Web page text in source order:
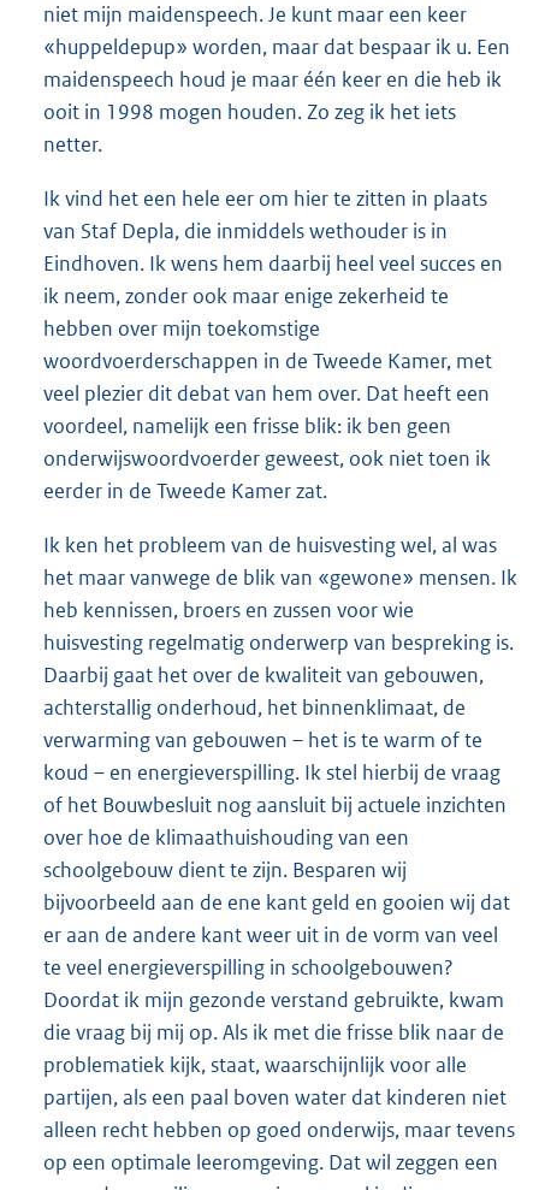
niet mijn maidenspeech. Je kunt maar een keer
«huppeldepup» worden, maar dat bespaar ik u. Een
maidenspeech houd je maar één keer en die heb ik
ooit in 1998 mogen houden. Zo zeg ik het iets
netter.
Ik vind het een hele eer om hier te zitten in plaats
van Staf Depla, die inmiddels wethouder is in
Eindhoven. Ik wens hem daarbij heel veel succes en
ik neem, zonder ook maar enige zekerheid te
hebben over mijn toekomstige
woordvoerderschappen in de Tweede Kamer, met
veel plezier dit debat van hem over. Dat heeft een
voordeel, namelijk een frisse blik: ik ben geen
onderwijswoordvoerder geweest, ook niet toen ik
eerder in de Tweede Kamer zat.
Ik ken het probleem van de huisvesting wel, al was
het maar vanwege de blik van «gewone» mensen. Ik
heb kennissen, broers en zussen voor wie
huisvesting regelmatig onderwerp van bespreking is.
Daarbij gaat het over de kwaliteit van gebouwen,
achterstallig onderhoud, het binnenklimaat, de
verwarming van gebouwen – het is te warm of te
koud – en energieverspilling. Ik stel hierbij de vraag
of het Bouwbesluit nog aansluit bij actuele inzichten
over hoe de klimaathuishouding van een
schoolgebouw dient te zijn. Besparen wij
bijvoorbeeld aan de ene kant geld en gooien wij dat
er aan de andere kant weer uit in de vorm van veel
te veel energieverspilling in schoolgebouwen?
Doordat ik mijn gezonde verstand gebruikte, kwam
die vraag bij mij op. Als ik met die frisse blik naar de
problematiek kijk, staat, waarschijnlijk voor alle
partijen, als een paal boven water dat kinderen niet
alleen recht hebben op goed onderwijs, maar tevens
op een optimale leeromgeving. Dat wil zeggen een